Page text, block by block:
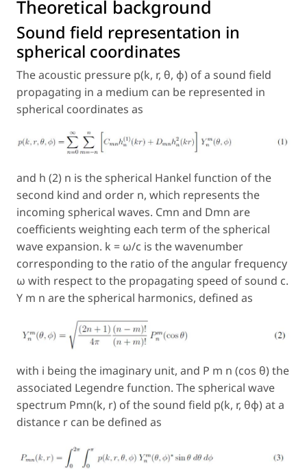
Theoretical background
Sound field representation in
spherical coordinates
The acoustic pressure p(k, r, θ, φ) of a sound field
propagating in a medium can be represented in
spherical coordinates as
and h (2) n is the spherical Hankel function of the
second kind and order n, which represents the
incoming spherical waves. Cmn and Dmn are
coefficients weighting each term of the spherical
wave expansion. k = ω/c is the wavenumber
corresponding to the ratio of the angular frequency
ω with respect to the propagating speed of sound c.
Y m n are the spherical harmonics, defined as
with i being the imaginary unit, and P m n (cos θ) the
associated Legendre function. The spherical wave
spectrum Pmn(k, r) of the sound field p(k, r, θφ) at a
distance r can be defined as